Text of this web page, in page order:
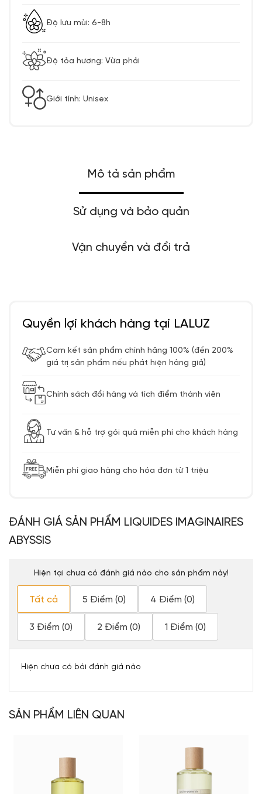
Độ lưu mùi: 6-8h
Độ tỏa hương: Vừa phải
Giới tính: Unisex
Mô tả sản phẩm
Sử dụng và bảo quản
Vận chuyển và đổi trả
Quyền lợi khách hàng tại LALUZ
Cam kết sản phẩm chính hãng 100% (đền 200%
giá trị sản phẩm nếu phát hiện hàng giả)
Chính sách đổi hàng và tích điểm thành viên
Tư vấn & hỗ trợ gói quà miễn phí cho khách hàng
Miễn phí giao hàng cho hóa đơn từ 1 triệu
ĐÁNH GIÁ SẢN PHẨM LIQUIDES IMAGINAIRES
ABYSSIS
Hiện tại chưa có đánh giá nào cho sản phẩm này!
Tất cả 5 Điểm (0) 4 Điểm (0)
3 Điểm (0) 2 Điểm (0) 1 Điểm (0)
Hiện chưa có bài đánh giá nào
SẢN PHẨM LIÊN QUAN